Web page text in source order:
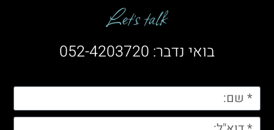
Let’s talk
בואי נדבר: 052-4203720